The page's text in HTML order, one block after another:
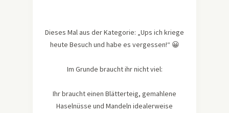
Dieses Mal aus der Kategorie: „Ups ich kriege
heute Besuch und habe es vergessen!“ 😀
Im Grunde braucht ihr nicht viel:
Ihr braucht einen Blätterteig, gemahlene
Haselnüsse und Mandeln idealerweise